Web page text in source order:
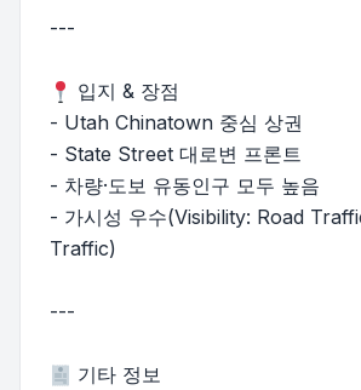
---
입지 & 장점
- Utah Chinatown 중심 상권
- State Street 대로변 프론트
- 차량·도보 유동인구 모두 높음
- 가시성 우수(Visibility: Road
Traffic)
---
기타 정보